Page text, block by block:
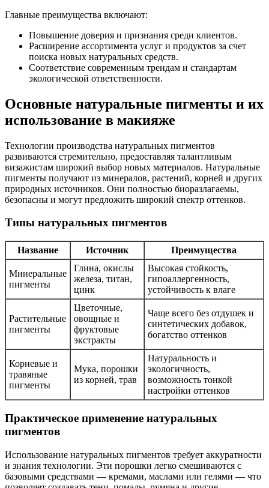
Главные преимущества включают:
Повышение доверия и признания среди клиентов.
Расширение ассортимента услуг и продуктов за счет
поиска новых натуральных средств.
Соответствие современным трендам и стандартам
экологической ответственности.
Основные натуральные пигменты и их
использование в макияже
Технологии производства натуральных пигментов
развиваются стремительно, предоставляя талантливым
визажистам широкий выбор новых материалов. Натуральные
пигменты получают из минералов, растений, корней и других
природных источников. Они полностью биоразлагаемы,
безопасны и могут предложить широкий спектр оттенков.
Типы натуральных пигментов
Название Источник Преимущества
Минеральные
пигменты
Глина, окислы
железа, титан,
цинк
Высокая стойкость,
гипоаллергенность,
устойчивость к влаге
Растительные
пигменты
Цветочные,
овощные и
фруктовые
экстракты
Чаще всего без отдушек и
синтетических добавок,
богатство оттенков
Корневые и
травяные
пигменты
Мука, порошки
из корней, трав
Натуральность и
экологичность,
возможность тонкой
настройки оттенков
Практическое применение натуральных
пигментов
Использование натуральных пигментов требует аккуратности
и знания технологии. Эти порошки легко смешиваются с
базовыми средствами — кремами, маслами или гелями — что